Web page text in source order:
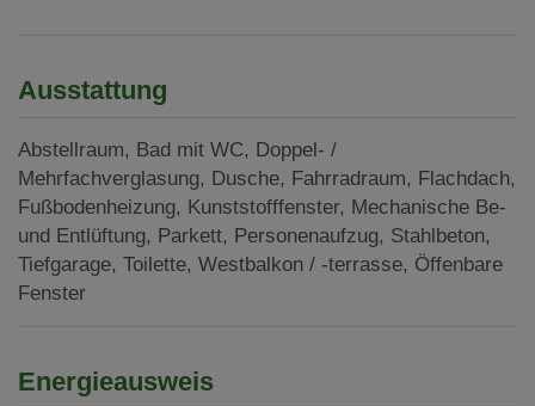
Ausstattung
Abstellraum Bad mit WC Doppel- /
Mehrfachverglasung Dusche Fahrradraum
Flachdach
Fußbodenheizung Kunststofffenster Mechanische Be-
und Entlüftung Parkett Personenaufzug Stahlbeton
Tiefgarage Toilette Westbalkon / -terrasse Öffenbare
Fenster
Energieausweis